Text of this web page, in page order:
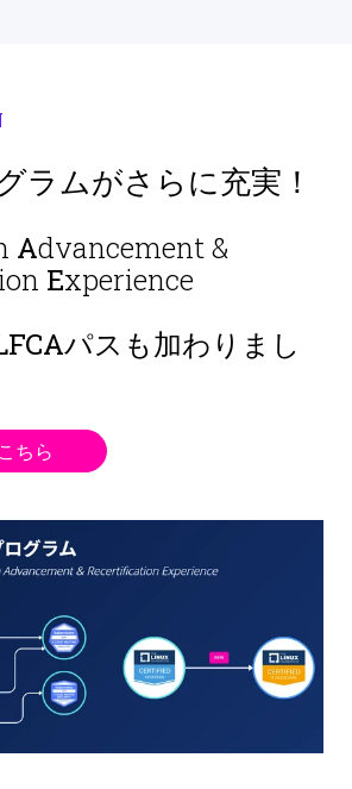
ラムがさらに充実！
Advancement &
Experience
パスも加わりまし
ちら